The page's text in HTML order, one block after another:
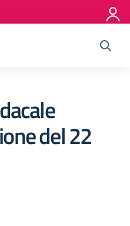
del 22